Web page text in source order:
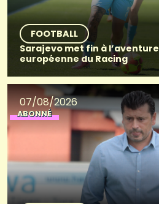
FOOTBALL
Sarajevo met fin à l’aventure
européenne du Racing
07/08/2026
ABONNÉ